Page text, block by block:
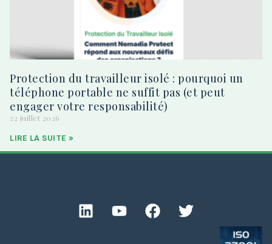
Protection du travailleur isolé : pourquoi un
téléphone portable ne suffit pas (et peut
engager votre responsabilité)
22 juillet 2026
LIRE LA SUITE »